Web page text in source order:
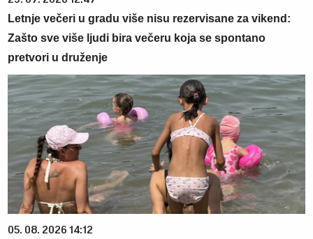
Letnje večeri u gradu više nisu rezervisane za vikend:
Zašto sve više ljudi bira večeru koja se spontano
pretvori u druženje
05. 08. 2026 14:12